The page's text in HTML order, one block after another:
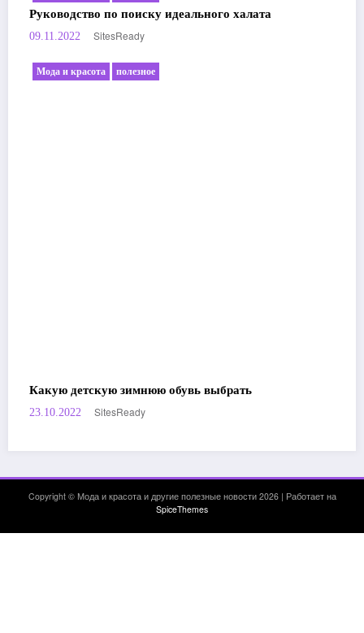
Руководство по поиску идеального халата
09.11.2022 SitesReady
Мода и красота полезное
Какую детскую зимнюю обувь выбрать
23.10.2022 SitesReady
Copyright © Мода и красота и другие полезные новости 2026 | Работает на
SpiceThemes